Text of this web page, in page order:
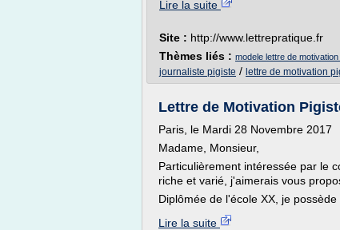
Lire la suite
Site : http://www.lettrepratique.fr
Thèmes liés : modele lettre de
journaliste pigiste / lettre de motivation
Lettre de Motivation
Paris, le Mardi 28 Novembre 2017
Madame, Monsieur,
Particulièrement intéressée par le
riche et varié, j'aimerais vous
Diplômée de l'école XX, je
Lire la suite